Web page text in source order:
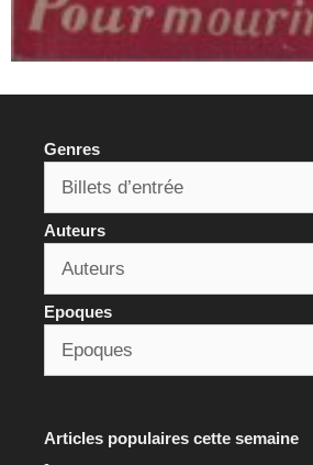
Genres
Auteurs
Epoques
Articles populaires cette semaine